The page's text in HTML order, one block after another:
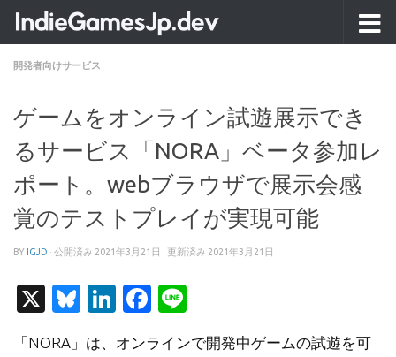
コンテンツへスキップ
開発者向けサービス
ゲームをオンライン試遊展示でき
るサービス「NORA」ベータ参加レ
ポート。webブラウザで展示会感
覚のテストプレイが実現可能
BY IGJD · 公開済み 2021年3月21日 · 更新済み 2021年3月21日
X Bluesky
LinkedIn
Facebook
「NORA」は、オンラインで開発中ゲームの試遊を可